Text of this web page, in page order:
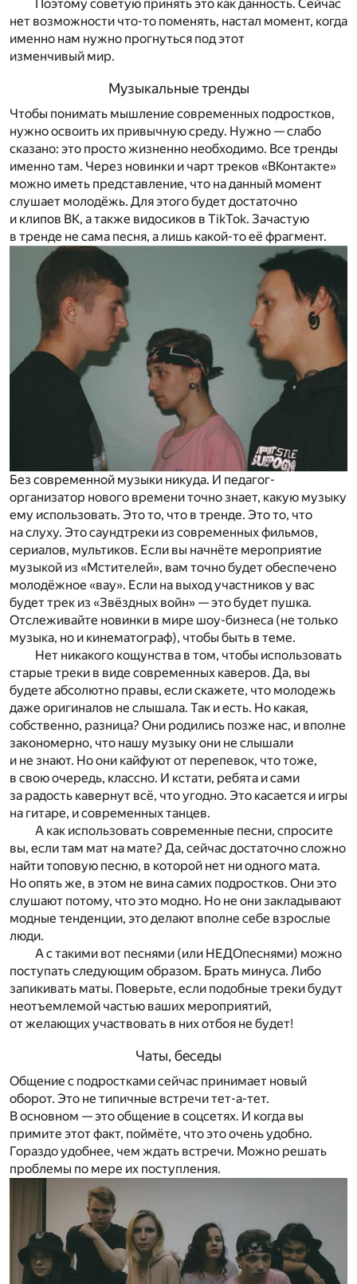
Поэтому советую принять это как данность. Сейчас
нет возможности что-то поменять, настал момент, когда
именно нам нужно прогнуться под этот
изменчивый мир.
Музыкальные тренды
Чтобы понимать мышление современных подростков,
нужно освоить их привычную среду. Нужно — слабо
сказано: это просто жизненно необходимо. Все тренды
именно там. Через новинки и чарт треков «ВКонтакте»
можно иметь представление, что на данный момент
слушает молодёжь. Для этого будет достаточно
и клипов ВК, а также видосиков в TikTok. Зачастую
в тренде не сама песня, а лишь какой-то её фрагмент.
Без современной музыки никуда. И педагог-
организатор нового времени точно знает, какую музыку
ему использовать. Это то, что в тренде. Это то, что
на слуху. Это саундтреки из современных фильмов,
сериалов, мультиков. Если вы начнёте мероприятие
музыкой из «Мстителей», вам точно будет обеспечено
молодёжное «вау». Если на выход участников у вас
будет трек из «Звёздных войн» — это будет пушка.
Отслеживайте новинки в мире шоу-бизнеса (не только
музыка, но и кинематограф), чтобы быть в теме.
Нет никакого кощунства в том, чтобы использовать
старые треки в виде современных каверов. Да, вы
будете абсолютно правы, если скажете, что молодежь
даже оригиналов не слышала. Так и есть. Но какая,
собственно, разница? Они родились позже нас, и вполне
закономерно, что нашу музыку они не слышали
и не знают. Но они кайфуют от перепевок, что тоже,
в свою очередь, классно. И кстати, ребята и сами
за радость кавернут всё, что угодно. Это касается и игры
на гитаре, и современных танцев.
А как использовать современные песни, спросите
вы, если там мат на мате? Да, сейчас достаточно сложно
найти топовую песню, в которой нет ни одного мата.
Но опять же, в этом не вина самих подростков. Они это
слушают потому, что это модно. Но не они закладывают
модные тенденции, это делают вполне себе взрослые
люди.
А с такими вот песнями (или НЕДОпеснями) можно
поступать следующим образом. Брать минуса. Либо
запикивать маты. Поверьте, если подобные треки будут
неотъемлемой частью ваших мероприятий,
от желающих участвовать в них отбоя не будет!
Чаты, беседы
Общение с подростками сейчас принимает новый
оборот. Это не типичные встречи тет-а-тет.
В основном — это общение в соцсетях. И когда вы
примите этот факт, поймёте, что это очень удобно.
Гораздо удобнее, чем ждать встречи. Можно решать
проблемы по мере их поступления.